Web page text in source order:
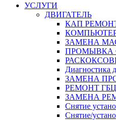
УСЛУГИ
ДВИГАТЕЛЬ
КАП
ЗАМЕНА
ПРОМЫВКА
Диагностика
ЗАМЕНА
РЕМОНТ ГБЦ
ЗАМЕНА
Снятие
Cнятие/